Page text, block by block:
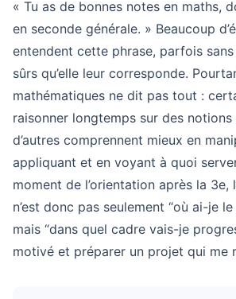
« Tu as de bonnes notes en maths,
en seconde générale. » Beaucoup
entendent cette phrase, parfois
sûrs qu’elle leur corresponde.
mathématiques ne dit pas tout :
raisonner longtemps sur des notions
d’autres comprennent mieux en
appliquant et en voyant à quoi
moment de l’orientation après la 3e,
n’est donc pas seulement “où ai-je le
mais “dans quel cadre vais-je
motivé et préparer un projet qui me